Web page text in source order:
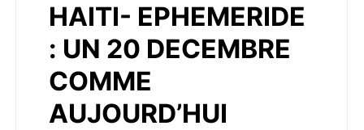
HAITI- EPHEMERIDE
: UN 20 DECEMBRE
COMME
AUJOURD’HUI